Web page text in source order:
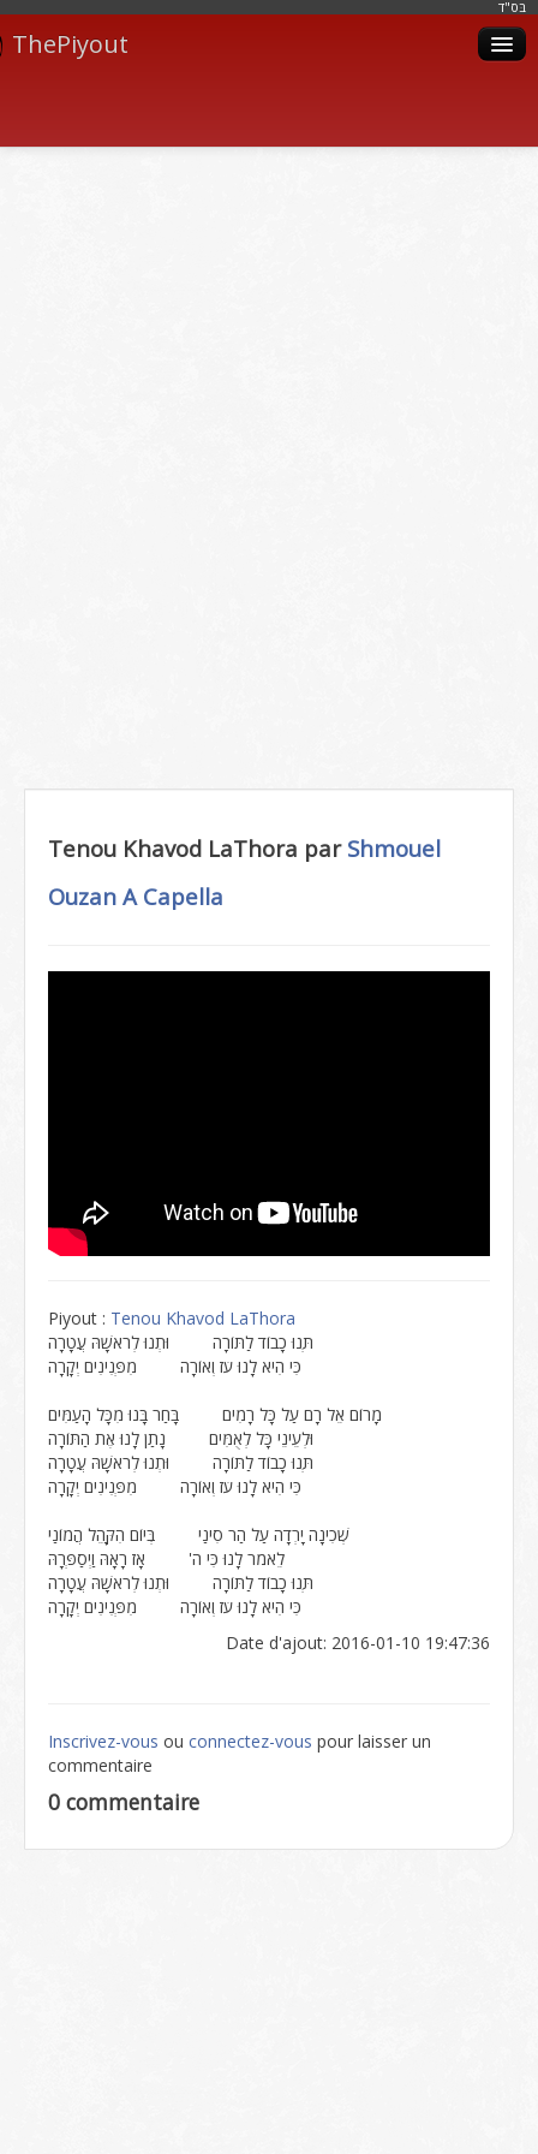
בּס"ד
ThePiyout
Tenou Khavod LaThora par Shmouel
Ouzan A Capella
Piyout : Tenou Khavod LaThora
תְּנוּ כָבוֹד לַתּוֹרָה וּתְנוּ לְרֹאשָׁהּ עֲטָרָה
כִּי הִיא לָנוּ עֹז וְאוֹרָה מִפְּנִינִים יְקָרָה
מָרוֹם אֵל רָם עַל כָּל רָמִים בָּחַר בָּנוּ מִכָּל הָעַמִּים
וּלְעֵינֵי כָּל לְאֻמִּים נָתַן לָנוּ אֶת הַתּוֹרָה
תְּנוּ כָבוֹד לַתּוֹרָה וּתְנוּ לְרֹאשָׁהּ עֲטָרָה
כִּי הִיא לָנוּ עֹז וְאוֹרָה מִפְּנִינִים יְקָרָה
שְׁכִינָה יָרְדָה עַל הַר סִינַי בְּיוֹם הִקָּהֵל הֲמוֹנַי
לֵאמֹר לָנוּ כִּי ה' אָז רָאָהּ וַיְסַפְּרָהּ
תְּנוּ כָבוֹד לַתּוֹרָה וּתְנוּ לְרֹאשָׁהּ עֲטָרָה
כִּי הִיא לָנוּ עֹז וְאוֹרָה מִפְּנִינִים יְקָרָה
Date d'ajout: 2016-01-10 19:47:36
Inscrivez-vous ou connectez-vous pour laisser un
commentaire
0 commentaire